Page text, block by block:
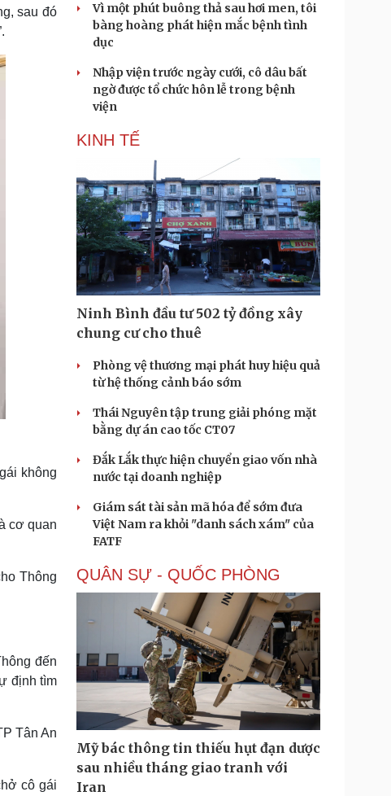
sau đó
không
cơ quan
Thông
đến
định tìm
Tân An
cô gái
Vì một phút buông thả sau hơi men, tôi
bàng hoàng phát hiện mắc bệnh tình
dục
Nhập viện trước ngày cưới, cô dâu bất
ngờ được tổ chức hôn lễ trong bệnh
viện
KINH TẾ
Ninh Bình đầu tư 502 tỷ đồng xây
chung cư cho thuê
Phòng vệ thương mại phát huy hiệu quả
từ hệ thống cảnh báo sớm
Thái Nguyên tập trung giải phóng mặt
bằng dự án cao tốc CT07
Đắk Lắk thực hiện chuyển giao vốn nhà
nước tại doanh nghiệp
Giám sát tài sản mã hóa để sớm đưa
Việt Nam ra khỏi "danh sách xám" của
FATF
QUÂN SỰ - QUỐC PHÒNG
Mỹ bác thông tin thiếu hụt đạn dược
sau nhiều tháng giao tranh với
Iran